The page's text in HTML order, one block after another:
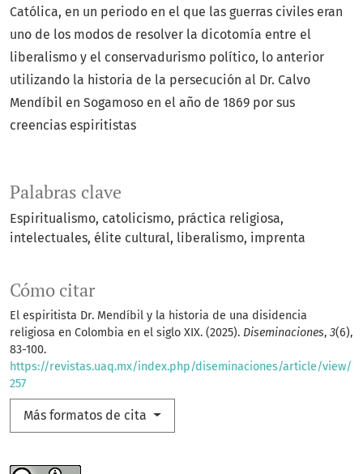
Palabras clave
Espiritualismo catolicismo práctica religiosa
intelectuales élite cultural liberalismo imprenta
Cómo citar
El espiritista Dr. Mendíbil y la historia de una disidencia
religiosa en Colombia en el siglo XIX. (2025). Diseminaciones, 3(6),
83-100.
https://revistas.uaq.mx/index.php/diseminaciones/article/view/
257
Más formatos de cita
Católica, en un periodo en el que las guerras civiles eran
uno de los modos de resolver la dicotomía entre el
liberalismo y el conservadurismo político, lo anterior
utilizando la historia de la persecución al Dr. Calvo
Mendíbil en Sogamoso en el año de 1869 por sus
creencias espiritistas